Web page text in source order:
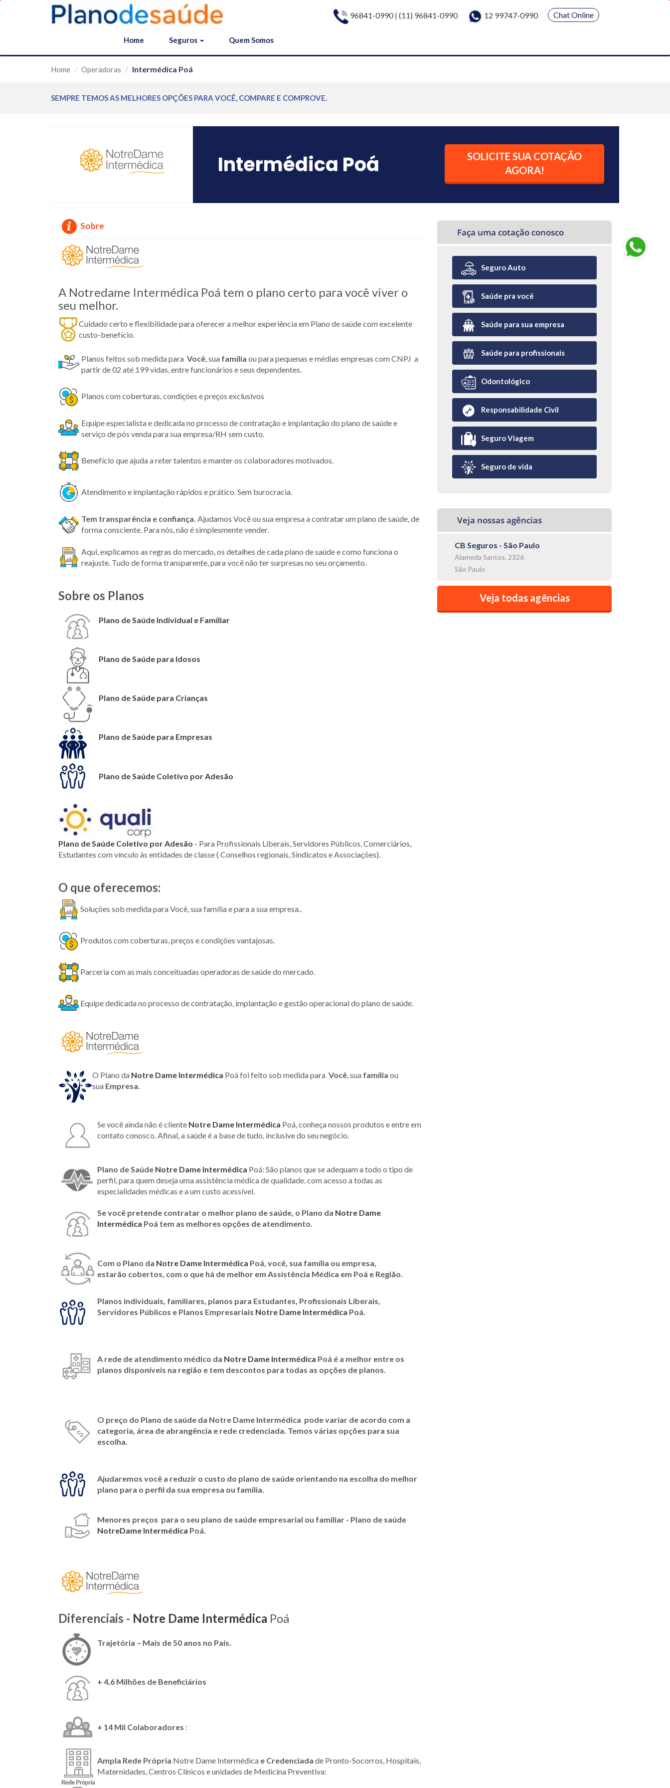
96841-0990| (11) 96841-0990 12 99747-0990 Chat Online
Home Seguros Quem Somos
Home Operadoras Intermédica Poá
SEMPRE TEMOS AS MELHORES OPÇÕES PARA VOCÊ, COMPARE E COMPROVE.
Intermédica Poá
SOLICITE SUA COTAÇÃO
AGORA!
Sobre
A Notredame Intermédica Poá tem o plano certo para você viver o
seu melhor.
Cuidado certo e flexibilidade para oferecer a melhor experiência em Plano de saúde com excelente
custo-benefício.
Planos feitos sob medida para Você, sua família ou para pequenas e médias empresas com CNPJ a
partir de 02 até 199 vidas, entre funcionários e seus dependentes.
Planos com coberturas, condições e preços exclusivos
Equipe especialista e dedicada no processo de contratação e implantação do plano de saúde e
serviço de pós venda para sua empresa/RH sem custo.
Benefício que ajuda a reter talentos e manter os colaboradores motivados.
Atendimento e implantação rápidos e prático. Sem burocracia.
Tem transparência e confiança. Ajudamos Você ou sua empresa a contratar um plano de saúde, de
forma consciente. Para nós, não é simplesmente vender.
Aqui, explicamos as regras do mercado, os detalhes de cada plano de saúde e como funciona o
reajuste. Tudo de forma transparente, para você não ter surpresas no seu orçamento.
Sobre os Planos
Plano de Saúde Individual e Familiar
Plano de Saúde para Idosos
Plano de Saúde para Crianças
Plano de Saúde para Empresas
Plano de Saúde Coletivo por Adesão
Plano de Saúde Coletivo por Adesão - Para Profissionais Liberais, Servidores Públicos, Comerciários,
Estudantes com vínculo às entidades de classe ( Conselhos regionais, Sindicatos e Associações).
O que oferecemos:
Soluções sob medida para Você, sua família e para a sua empresa..
Produtos com coberturas, preços e condições vantajosas.
Parceria com as mais conceituadas operadoras de saúde do mercado.
Equipe dedicada no processo de contratação, implantação e gestão operacional do plano de saúde.
O Plano da Notre Dame Intermédica Poá foi feito sob medida para Você, sua família ou
sua Empresa.
Se você ainda não é cliente Notre Dame Intermédica Poá, conheça nossos produtos e entre em
contato conosco. Afinal, a saúde é a base de tudo, inclusive do seu negócio.
Plano de Saúde Notre Dame Intermédica Poá: São planos que se adequam a todo o tipo de
perfil, para quem deseja uma assistência médica de qualidade, com acesso a todas as
especialidades médicas e a um custo acessível.
Se você pretende contratar o melhor plano de saúde, o Plano da Notre Dame
Intermédica Poá tem as melhores opções de atendimento.
Com o Plano da Notre Dame Intermédica Poá, você, sua família ou empresa,
estarão cobertos, com o que há de melhor em Assistência Médica em Poá e Região.
Planos individuais, familiares, planos para Estudantes, Profissionais Liberais,
Servidores Públicos e Planos Empresariais Notre Dame Intermédica Poá.
A rede de atendimento médico da Notre Dame Intermédica Poá é a melhor entre os
planos disponíveis na região e tem descontos para todas as opções de planos.
O preço do Plano de saúde da Notre Dame Intermédica pode variar de acordo com a
categoria, área de abrangência e rede credenciada. Temos várias opções para sua
escolha.
Ajudaremos você a reduzir o custo do plano de saúde orientando na escolha do melhor
plano para o perfil da sua empresa ou família.
Menores preços para o seu plano de saúde empresarial ou familiar - Plano de saúde
NotreDame Intermédica Poá.
Diferenciais - Notre Dame Intermédica Poá
Trajetória – Mais de 50 anos no País.
+ 4,6 Milhões de Beneficiários
+ 14 Mil Colaboradores :
Ampla Rede Própria Notre Dame Intermédica e Credenciada de Pronto-Socorros, Hospitais,
Maternidades, Centros Clínicos e unidades de Medicina Preventiva:
Faça uma cotação conosco
Seguro Auto
Saúde pra você
Saúde para sua empresa
Saúde para profissionais
Odontológico
Responsabilidade Civil
Seguro Viagem
Seguro de vida
Veja nossas agências
CB Seguros - São Paulo
Alameda Santos, 2326
São Paulo
Veja todas agências